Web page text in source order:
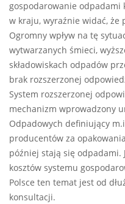
gospodarowanie
w kraju, wyraźnie widać, że
Ogromny wpływ na tę
wytwarzanych śmieci,
składowiskach odpadów
brak rozszerzonej
System rozszerzonej
mechanizm wprowadzony
Odpadowych definiujący
producentów za
później stają się odpadami.
kosztów systemu
Polsce ten temat jest od
konsultacji.